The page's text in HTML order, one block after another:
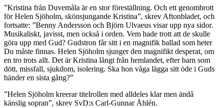
”Kristina från Duvemåla är en stor föreställning. Och ett genombrott
för Helen Sjöholm, skönsjungande Kristina”, skrev Aftonbladet, och
fortsatte: ”Benny Andersson och Björn Ulvaeus visar upp nya sidor.
Musikaliskt, javisst, men också i orden. Vem hade trott att de skulle
göra upp med Gud? Gudstron får sitt i en magnifik ballad som heter
Du måste finnas. Helen Sjöholm sjunger den magnifikt desperat, om
en tro trots allt. Det är Kristina långt från hemlandet, efter barn som
dött, missfall, sjukdom, isolering. Ska hon våga lägga sitt öde i Guds
händer en sista gång?”
”Helen Sjöholm kreerar titelrollen med alldeles klar men ändå
känslig sopran”, skrev SvD:s Carl-Gunnar Åhlén.